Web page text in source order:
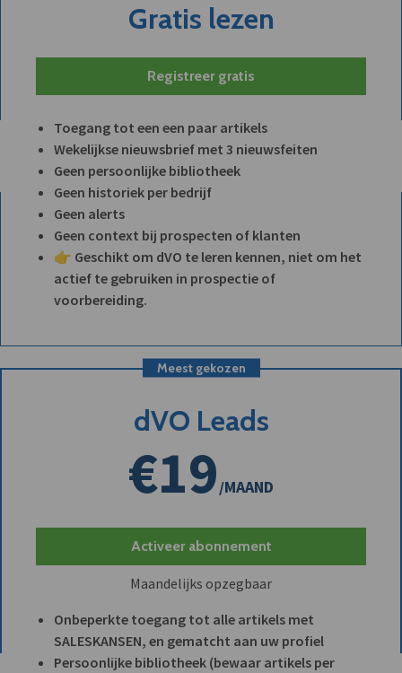
Gratis lezen
Registreer gratis
Toegang tot een een paar artikels
Wekelijkse nieuwsbrief met 3 nieuwsfeiten
Geen persoonlijke bibliotheek
Geen historiek per bedrijf
Geen alerts
Geen context bij prospecten of klanten
👉 Geschikt om dVO te leren kennen, niet om het
actief te gebruiken in prospectie of
voorbereiding.
Meest gekozen
dVO Leads
€19/MAAND
Activeer abonnement
Maandelijks opzegbaar
Onbeperkte toegang tot alle artikels met
SALESKANSEN, en gematcht aan uw profiel
Persoonlijke bibliotheek (bewaar artikels per